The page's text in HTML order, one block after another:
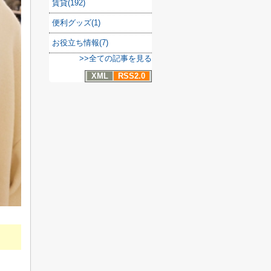
賃貸(192)
便利グッズ(1)
お役立ち情報(7)
>>全ての記事を見る
XML
RSS2.0